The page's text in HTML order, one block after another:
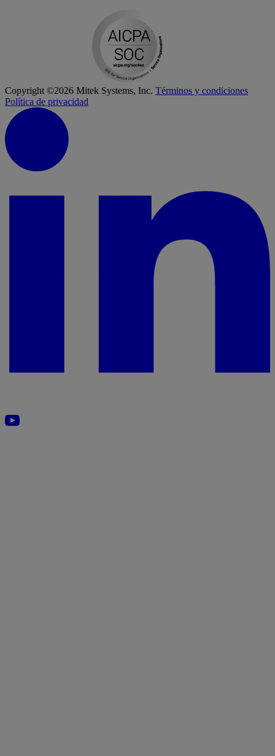
Copyright ©2026 Mitek Systems, Inc. Términos y condiciones
Política de privacidad